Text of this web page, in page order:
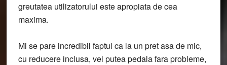
greutatea utilizatorului este apropiata de cea
maxima.
Mi se pare incredibil faptul ca la un pret asa de mic,
cu reducere inclusa, vei putea pedala fara probleme,